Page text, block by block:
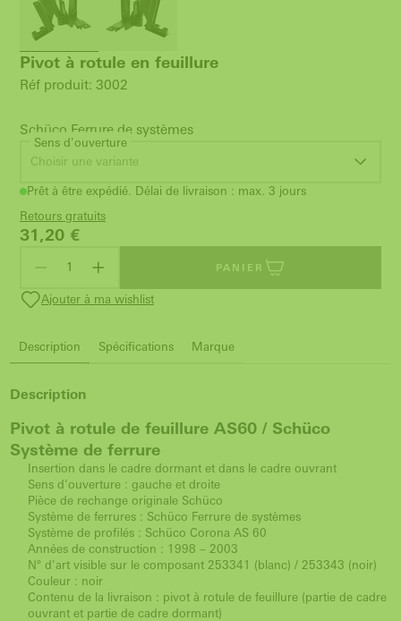
Pivot à rotule en feuillure
Réf produit: 3002
Schüco Ferrure de systèmes
Sens d'ouverture
Choisir une variante
Prêt à être expédié. Délai de livraison : max. 3 jours
Retours gratuits
31,20 €
PANIER
Ajouter à ma wishlist
Description Spécifications Marque
Description
Pivot à rotule de feuillure AS60 / Schüco
Système de ferrure
Insertion dans le cadre dormant et dans le cadre ouvrant
Sens d'ouverture : gauche et droite
Pièce de rechange originale Schüco
Système de ferrures : Schüco Ferrure de systèmes
Système de profilés : Schüco Corona AS 60
Années de construction : 1998 – 2003
N° d'art visible sur le composant 253341 (blanc) / 253343 (noir)
Couleur : noir
Contenu de la livraison : pivot à rotule de feuillure (partie de cadre
ouvrant et partie de cadre dormant)